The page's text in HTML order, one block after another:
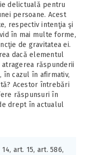
delictuală pentru
persoane. Acest
respectiv intenţia şi
în mai multe forme,
de gravitatea ei.
dacă elementul
răspunderii
cazul în afirmativ,
Acestor întrebări
răspunsuri în
drept în actualul
art. 15, art. 586,